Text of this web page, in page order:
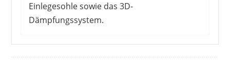
Einlegesohle sowie das 3D-
Dämpfungssystem.
Dieser Schuh überzeugt die KäuferInnen durch
einen hohen Tragekomfort. Das Gewicht ist